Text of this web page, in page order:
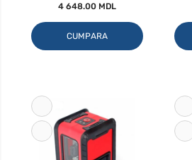
4 648.00 MDL
CUMPARA